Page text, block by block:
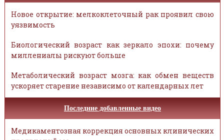
Новое открытие: мелкоклеточный рак проявил свою
уязвимость
Биологический возраст как зеркало эпохи: почему
миллениалы рискуют больше
Метаболический возраст мозга: как обмен веществ
ускоряет старение независимо от календарных лет
Последние добавленные видео
Медикаментозная коррекция основных клинических